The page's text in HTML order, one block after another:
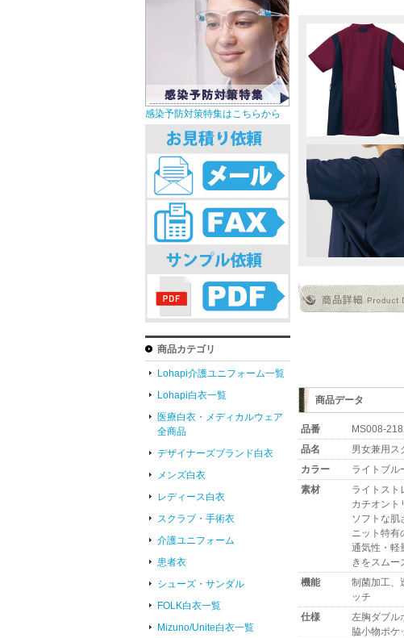
商品データ
品番
MS008-
品名
男女兼用ス
カラー
ライトブル
素材
ライトス
カチオン
ソフトな肌
ニット特有
通気性・軽
きをスムー
機能
制菌加工、
ッチ
仕様
左胸ダブル
脇小物ポケ
感染予防対策特集はこちらから
商品カテゴリ
Lohapi介護ユニフォーム一覧
Lohapi白衣一覧
医療白衣・メディカルウェア
全商品
デザイナーズブランド白衣
メンズ白衣
レディース白衣
スクラブ・手術衣
介護ユニフォーム
患者衣
シューズ・サンダル
FOLK白衣一覧
Mizuno/Unite白衣一覧